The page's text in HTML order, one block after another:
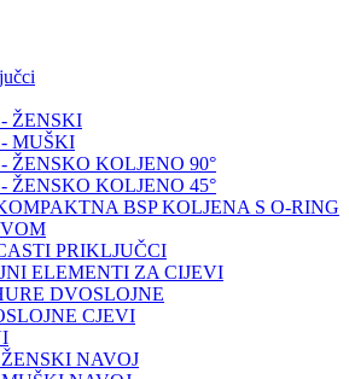
- ŽENSKI
- MUŠKI
- ŽENSKO KOLJENO 90°
- ŽENSKO KOLJENO 45°
BSP KOLJENA S O-RING
PRIKLJUČCI
ELEMENTI ZA CIJEVI
DVOSLOJNE
CJEVI
ŽENSKI NAVOJ